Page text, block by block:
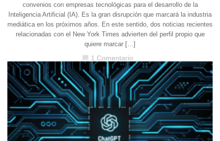
convenios con empresas tecnológicas para el desarrollo de la
Inteligencia Artificial (IA). Es la gran disrupción que marcará la industria
mediática en los próximos años. En este sentido, dos noticias recientes
relacionadas con el New York Times advierten del perfil propio que
quiere marcar […]
1 Comentario